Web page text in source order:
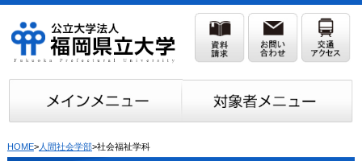
HOME>人間社会学部>社会福祉学科